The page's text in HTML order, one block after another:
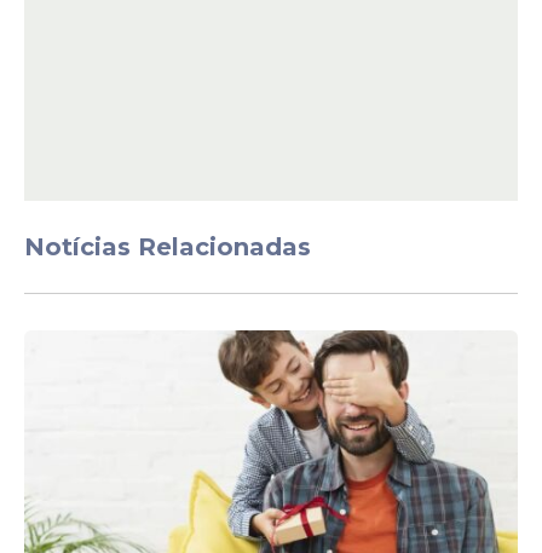
O que é o 3I/ATLAS?
cometa 3I/ATLASé o terceiro objeto
interestelar já registrado pela astronomia
moderna. Ele não segue uma órbita
fechada em torno do Sol, o que confirma
sua origem fora do sistema solar. As
observações iniciais mostravam que ele
Notícias Relacionadas